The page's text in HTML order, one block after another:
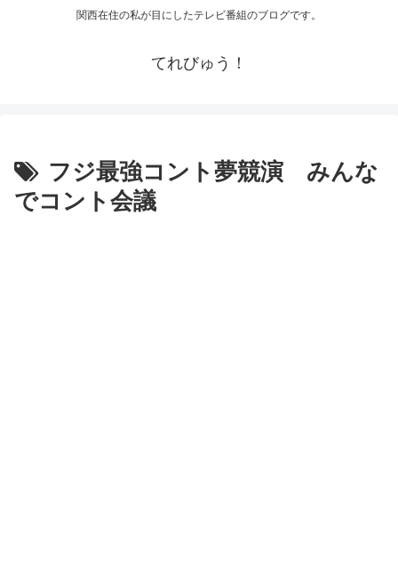
関西在住の私が目にしたテレビ番組のブログです。
てれびゅう！
フジ最強コント夢競演 みんな
でコント会議